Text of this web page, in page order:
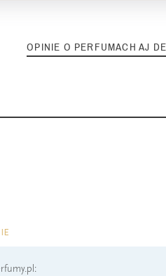
OPINIE O PERFUMACH AJ